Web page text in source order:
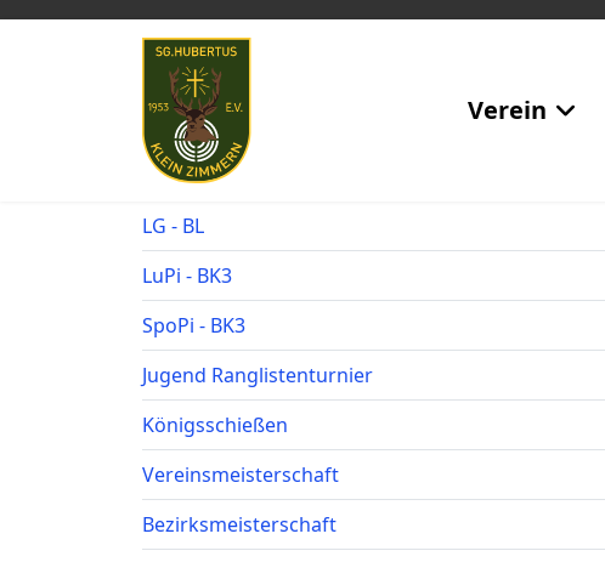
Verein
LG - BL
LuPi - BK3
SpoPi - BK3
Jugend Ranglistenturnier
Königsschießen
Vereinsmeisterschaft
Bezirksmeisterschaft